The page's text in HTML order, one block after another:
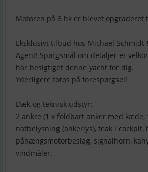
Motoren på 6 hk er blevet opgraderet
Eksklusivt tilbud hos Michael Schmidt
Agent! Spørgsmål om detaljer er
har besigtiget denne yacht for dig.
Yderligere fotos på forespørgsel!
Dæk og teknisk udstyr:
2 ankre (1 x foldbart anker med kæde,
natbelysning (ankerlys), teak i cockpit,
påhængsmotorbeslag, signalhorn,
vindmåler.